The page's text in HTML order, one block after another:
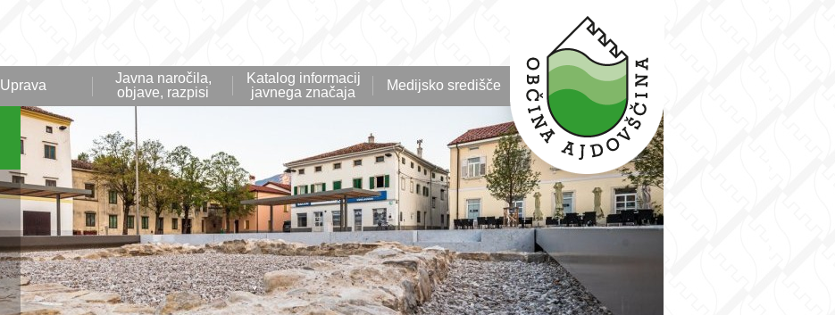
Uprava
Javna naročila,
objave, razpisi
Katalog informacij
javnega značaja
Medijsko središče